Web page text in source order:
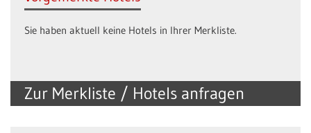
Zur Merkliste / Hotels anfragen
Sie haben aktuell keine Hotels in Ihrer Merkliste.